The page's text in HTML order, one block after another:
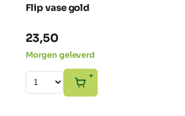
Flip vase gold
23,50
Morgen geleverd
+